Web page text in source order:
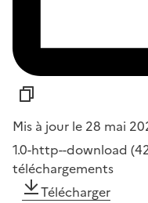
Mis à jour le 28 mai
1.0-http--download
téléchargements
Télécharger